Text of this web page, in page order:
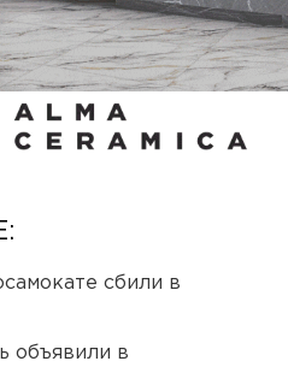
сбили в
объявили в